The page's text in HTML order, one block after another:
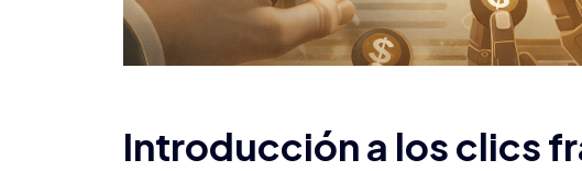
Introducción a los clics